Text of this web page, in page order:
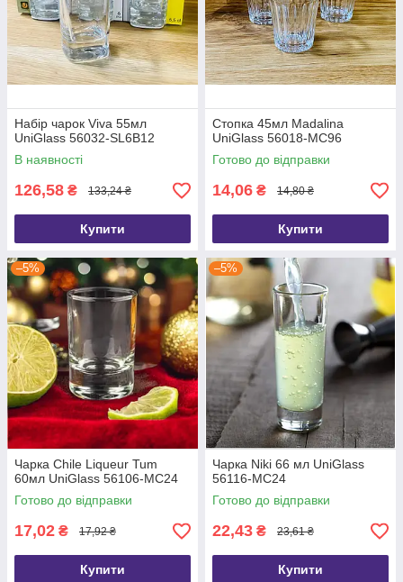
Набір чарок Viva 55мл
UniGlass 56032-SL6B12
В наявності
126,58 ₴ 133,24 ₴
Купити
Стопка 45мл Madalina
UniGlass 56018-MC96
Готово до відправки
14,06 ₴ 14,80 ₴
Купити
–5%
Чарка Chile Liqueur Tum
60мл UniGlass 56106-МС24
Готово до відправки
17,02 ₴ 17,92 ₴
Купити
–5%
Чарка Niki 66 мл UniGlass
56116-MC24
Готово до відправки
22,43 ₴ 23,61 ₴
Купити